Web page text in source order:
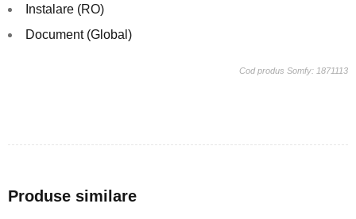
Instalare (RO)
Document (Global)
Cod produs Somfy: 1871113
Produse similare